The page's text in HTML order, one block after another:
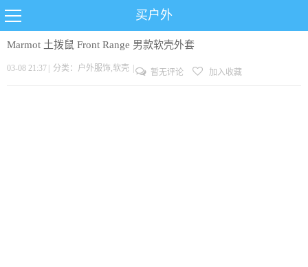
买户外
Marmot 土拨鼠 Front Range 男款软壳外套
03-08 21:37 分类： 户外服饰,软壳 暂无评论 加入收藏